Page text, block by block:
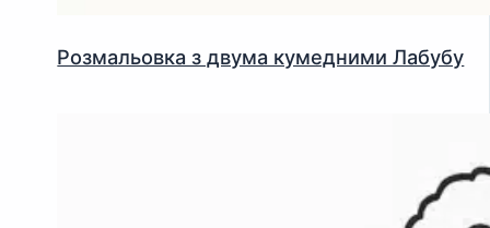
Розмальовка з двума кумедними Лабубу